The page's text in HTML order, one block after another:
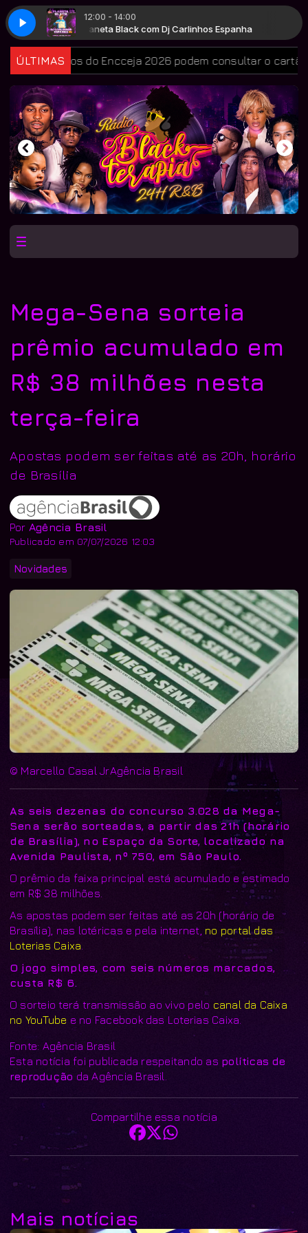
12:00 - 14:00
Planeta Black com Dj Carlinhos Espanha
ÚLTIMASdo Encceja 2026 podem consultar o cartão de
Mega-Sena sorteia
prêmio acumulado em
R$ 38 milhões nesta
terça-feira
Apostas podem ser feitas até as 20h, horário
de Brasília
Por Agência Brasil
Publicado em 07/07/2026 12:03
Novidades
© Marcello Casal JrAgência Brasil
As seis dezenas do concurso 3.028 da Mega-
Sena serão sorteadas, a partir das 21h (horário
de Brasília), no Espaço da Sorte, localizado na
Avenida Paulista, nº 750, em São Paulo.
O prêmio da faixa principal está acumulado e estimado
em R$ 38 milhões.
As apostas podem ser feitas até as 20h (horário de
Brasília), nas lotéricas e pela internet, no portal das
Loterias Caixa
O jogo simples, com seis números marcados,
custa R$ 6.
O sorteio terá transmissão ao vivo pelo canal da Caixa
no YouTube e no Facebook das Loterias Caixa.
Fonte: Agência Brasil
Esta notícia foi publicada respeitando as políticas de
reprodução da Agência Brasil.
Compartilhe essa notícia
Mais notícias